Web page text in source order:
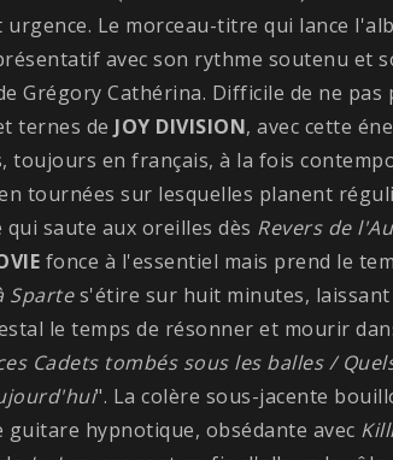
Le morceau-titre qui lance
avec son rythme soutenu et
Grégory Cathérina. Difficile de ne pas
ternes de JOY DIVISION, avec cette
toujours en français, à la fois
tournées sur lesquelles planent
qui saute aux oreilles dès Revers de
fonce à l'essentiel mais prend le
Spartes'étire sur huit minutes,
le temps de résonner et mourir
Cadets tombés sous les balles /
". La colère sous-jacente
guitare hypnotique, obsédante avec